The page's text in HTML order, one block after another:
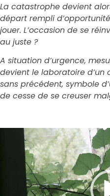
La catastrophe devient
départ rempli
jouer. L’occasion de se
au juste ?
A situation d’urgence,
devient le laboratoire
sans précédent, symbole
de cesse de se creuser
Lecteur